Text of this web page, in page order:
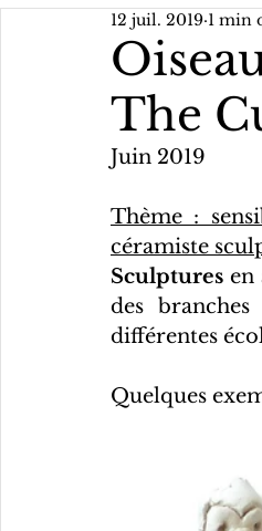
The
12 juil. 2019 1 min
Juin 2019
Thème :
céramiste
Sculptures en
des
différentes
Quelques